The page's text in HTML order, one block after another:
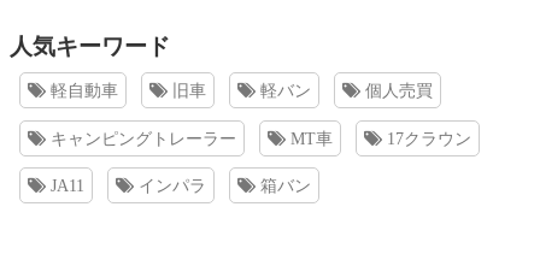
人気キーワード
軽自動車 旧車 軽バン 個人売買
キャンピングトレーラー MT車 17クラウン
JA11 インパラ 箱バン